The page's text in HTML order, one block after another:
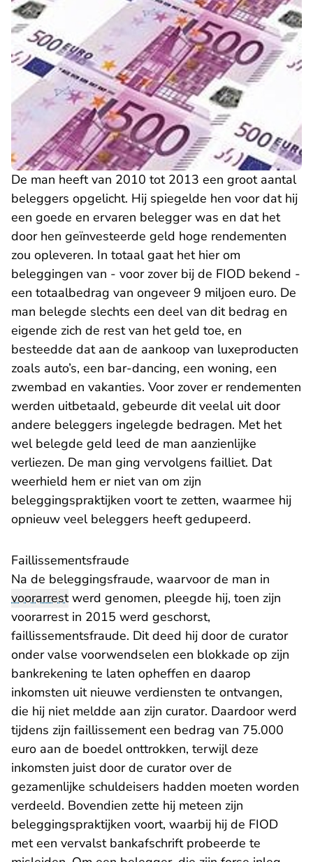
De man heeft van 2010 tot 2013 een groot aantal
beleggers opgelicht. Hij spiegelde hen voor dat hij
een goede en ervaren belegger was en dat het
door hen geïnvesteerde geld hoge rendementen
zou opleveren. In totaal gaat het hier om
beleggingen van - voor zover bij de FIOD bekend -
een totaalbedrag van ongeveer 9 miljoen euro. De
man belegde slechts een deel van dit bedrag en
eigende zich de rest van het geld toe, en
besteedde dat aan de aankoop van luxeproducten
zoals auto’s, een bar-dancing, een woning, een
zwembad en vakanties. Voor zover er rendementen
werden uitbetaald, gebeurde dit veelal uit door
andere beleggers ingelegde bedragen. Met het
wel belegde geld leed de man aanzienlijke
verliezen. De man ging vervolgens failliet. Dat
weerhield hem er niet van om zijn
beleggingspraktijken voort te zetten, waarmee hij
opnieuw veel beleggers heeft gedupeerd.
Faillissementsfraude
Na de beleggingsfraude, waarvoor de man in
voorarrestwerd genomen, pleegde hij, toen zijn
voorarrest in 2015 werd geschorst,
faillissementsfraude. Dit deed hij door de curator
onder valse voorwendselen een blokkade op zijn
bankrekening te laten opheffen en daarop
inkomsten uit nieuwe verdiensten te ontvangen,
die hij niet meldde aan zijn curator. Daardoor werd
tijdens zijn faillissement een bedrag van 75.000
euro aan de boedel onttrokken, terwijl deze
inkomsten juist door de curator over de
gezamenlijke schuldeisers hadden moeten worden
verdeeld. Bovendien zette hij meteen zijn
beleggingspraktijken voort, waarbij hij de FIOD
met een vervalst bankafschrift probeerde te